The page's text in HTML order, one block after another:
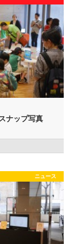
ナップ写真
ニュース